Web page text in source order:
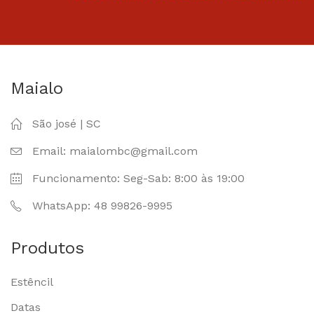
Maialo
São josé | SC
Email: maialombc@gmail.com
Funcionamento: Seg-Sab: 8:00 às 19:00
WhatsApp: 48 99826-9995
Produtos
Estêncil
Datas